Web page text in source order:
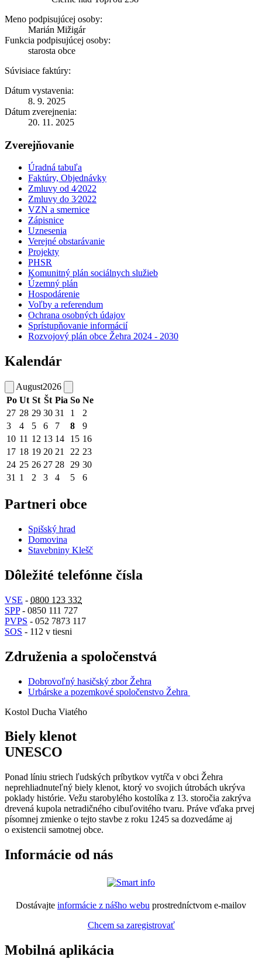
Meno podpisujúcej osoby:
Marián Mižigár
Funkcia podpisujúcej osoby:
starosta obce
Súvisiace faktúry:
Dátum vystavenia:
8. 9. 2025
Dátum zverejnenia:
20. 11. 2025
Zverejňovanie
Úradná tabuľa
Faktúry, Objednávky
Zmluvy od 4⁄2022
Zmluvy do 3⁄2022
VZN a smernice
Zápisnice
Uznesenia
Verejné obstarávanie
Projekty
PHSR
Komunitný plán sociálnych služieb
Územný plán
Hospodárenie
Voľby a referendum
Ochrana osobných údajov
Sprístupňovanie informácií
Rozvojový plán obce Žehra 2024 - 2030
Kalendár
August2026
Po Ut St Št Pia So Ne
27 28 29 30 31 1
2
3
4 5 6 7 8
9
10 11 12 13 14 15 16
17 18 19 20 21 22 23
24 25 26 27 28 29 30
31 1 2 3 4 5 6
Partneri obce
Spišský hrad
Domovina
Stavebniny Klešč
Dôležité telefónne čísla
VSE - 0800 123 332
SPP- 0850 111 727
PVPS - 052 7873 117
SOS - 112 v tiesni
Združenia a spoločenstvá
Dobrovoľný hasičský zbor Žehra
Urbárske a pozemkové spoločenstvo Žehra
Kostol Ducha Viatého
Biely klenot
UNESCO
Ponad líniu striech ľudských príbytkov vytŕča v obci Žehra
neprehliadnuteľný biely klenot, ktorý vo svojich útrobách ukrýva
poklady histórie. Vežu starobylého kostolíka z 13. storočia zakrýva
drevená kupola netradičného cibuľovitého tvaru. Práve vďaka prvej
písomnej zmienke o tejto stavbe z roku 1245 sa dozvedáme aj
o existencii samotnej obce.
Informácie od nás
Dostávajte informácie z nášho webu prostredníctvom e-mailov
Chcem sa zaregistrovať
Mobilná aplikácia